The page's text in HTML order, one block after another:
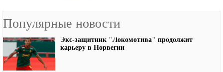
Популярные новости
Экс-защитник "Локомотива" продолжит
карьеру в Норвегии